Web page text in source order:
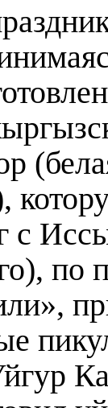
с
по